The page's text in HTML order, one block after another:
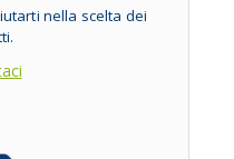
nella scelta dei